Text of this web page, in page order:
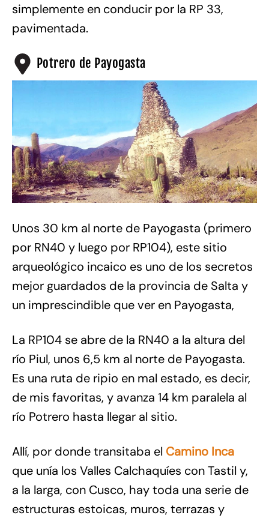
simplemente en conducir por la RP 33,
pavimentada.
Potrero de Payogasta
Unos 30 km al norte de Payogasta (primero
por RN40 y luego por RP104), este sitio
arqueológico incaico es uno de los secretos
mejor guardados de la provincia de Salta y
un imprescindible que ver en Payogasta,
La RP104 se abre de la RN40 a la altura del
río Piul, unos 6,5 km al norte de Payogasta.
Es una ruta de ripio en mal estado, es decir,
de mis favoritas, y avanza 14 km paralela al
río Potrero hasta llegar al sitio.
Allí, por donde transitaba el Camino Inca
que unía los Valles Calchaquíes con Tastil y,
a la larga, con Cusco, hay toda una serie de
estructuras estoicas, muros, terrazas y